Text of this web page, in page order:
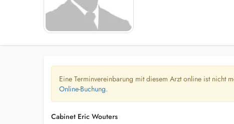
Eine Terminvereinbarung mit diesem Arzt online ist nicht
Online-Buchung.
Cabinet Eric Wouters